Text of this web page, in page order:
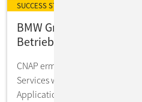
SUCCESS STORY
BMW Group: Effizienter
Betrieb
CNAP ermöglicht den Betrieb
Services wie "Connected Car"
Application Platform.